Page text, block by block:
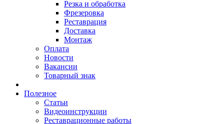
Резка и обработка
Фрезеровка
Реставрация
Доставка
Монтаж
Оплата
Новости
Вакансии
Товарный знак
Полезное
Статьи
Видеоинструкции
Реставрационные работы